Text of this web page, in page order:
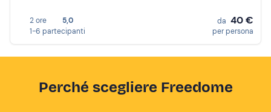
2 ore
5,0
1-6 partecipanti
da 40 €
per persona
Perché scegliere Freedome